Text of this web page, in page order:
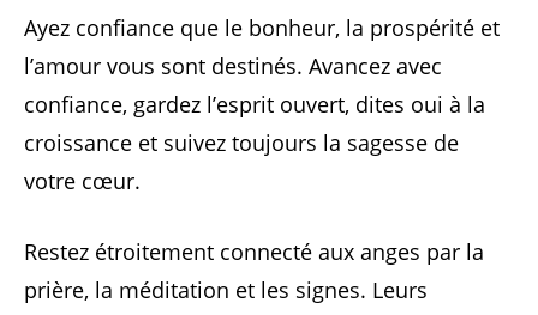
Ayez confiance que le bonheur, la prospérité et
l’amour vous sont destinés. Avancez avec
confiance, gardez l’esprit ouvert, dites oui à la
croissance et suivez toujours la sagesse de
votre cœur.
Restez étroitement connecté aux anges par la
prière, la méditation et les signes. Leurs